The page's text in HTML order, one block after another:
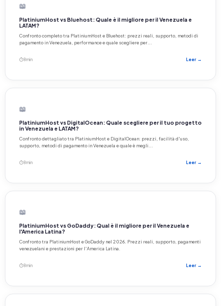
📖
PlatiniumHost vs Bluehost: Quale è il migliore per il Venezuela e
LATAM?
Confronto completo tra PlatiniumHost e Bluehost: prezzi reali, supporto, metodi di
pagamento in Venezuela, performance e quale scegliere per...
⏱ 8 min Leer →
📖
PlatiniumHost vs DigitalOcean: Quale scegliere per il tuo progetto
in Venezuela e LATAM?
Confronto dettagliato tra PlatiniumHost e DigitalOcean: prezzi, facilità d'uso,
supporto, metodi di pagamento in Venezuela e quale è megli...
⏱ 8 min Leer →
📖
PlatiniumHost vs GoDaddy: Qual è il migliore per il Venezuela e
l'America Latina?
Confronto tra PlatiniumHost e GoDaddy nel 2026. Prezzi reali, supporto, pagamenti
venezuelani e prestazioni per l'America Latina.
⏱ 8 min Leer →